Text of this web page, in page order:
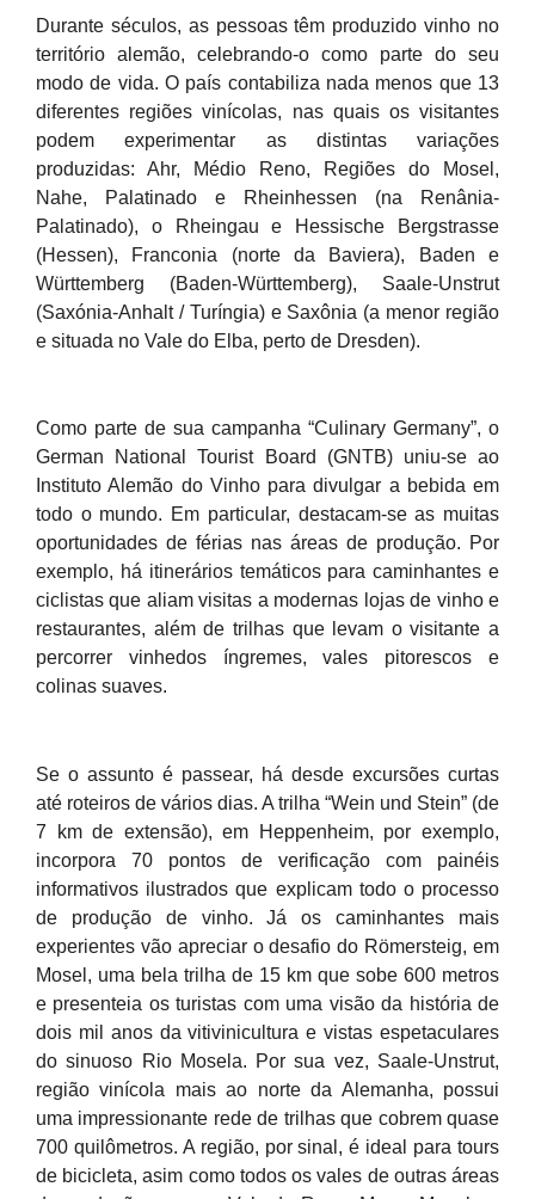
Durante séculos, as pessoas têm produzido vinho no
território alemão, celebrando-o como parte do seu
modo de vida. O país contabiliza nada menos que 13
diferentes regiões vinícolas, nas quais os visitantes
podem experimentar as distintas variações
produzidas: Ahr, Médio Reno, Regiões do Mosel,
Nahe, Palatinado e Rheinhessen (na Renânia-
Palatinado), o Rheingau e Hessische Bergstrasse
(Hessen), Franconia (norte da Baviera), Baden e
Württemberg (Baden-Württemberg), Saale-Unstrut
(Saxónia-Anhalt / Turíngia) e Saxônia (a menor região
e situada no Vale do Elba, perto de Dresden).
Como parte de sua campanha “Culinary Germany”, o
German National Tourist Board (GNTB) uniu-se ao
Instituto Alemão do Vinho para divulgar a bebida em
todo o mundo. Em particular, destacam-se as muitas
oportunidades de férias nas áreas de produção. Por
exemplo, há itinerários temáticos para caminhantes e
ciclistas que aliam visitas a modernas lojas de vinho e
restaurantes, além de trilhas que levam o visitante a
percorrer vinhedos íngremes, vales pitorescos e
colinas suaves.
Se o assunto é passear, há desde excursões curtas
até roteiros de vários dias. A trilha “Wein und Stein” (de
7 km de extensão), em Heppenheim, por exemplo,
incorpora 70 pontos de verificação com painéis
informativos ilustrados que explicam todo o processo
de produção de vinho. Já os caminhantes mais
experientes vão apreciar o desafio do Römersteig, em
Mosel, uma bela trilha de 15 km que sobe 600 metros
e presenteia os turistas com uma visão da história de
dois mil anos da vitivinicultura e vistas espetaculares
do sinuoso Rio Mosela. Por sua vez, Saale-Unstrut,
região vinícola mais ao norte da Alemanha, possui
uma impressionante rede de trilhas que cobrem quase
700 quilômetros. A região, por sinal, é ideal para tours
de bicicleta, asim como todos os vales de outras áreas